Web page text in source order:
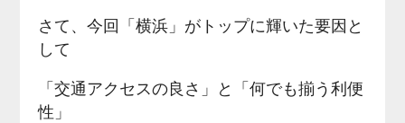
さて、今回「横浜」がトップに輝いた要因と
して
「交通アクセスの良さ」と「何でも揃う利便
性」